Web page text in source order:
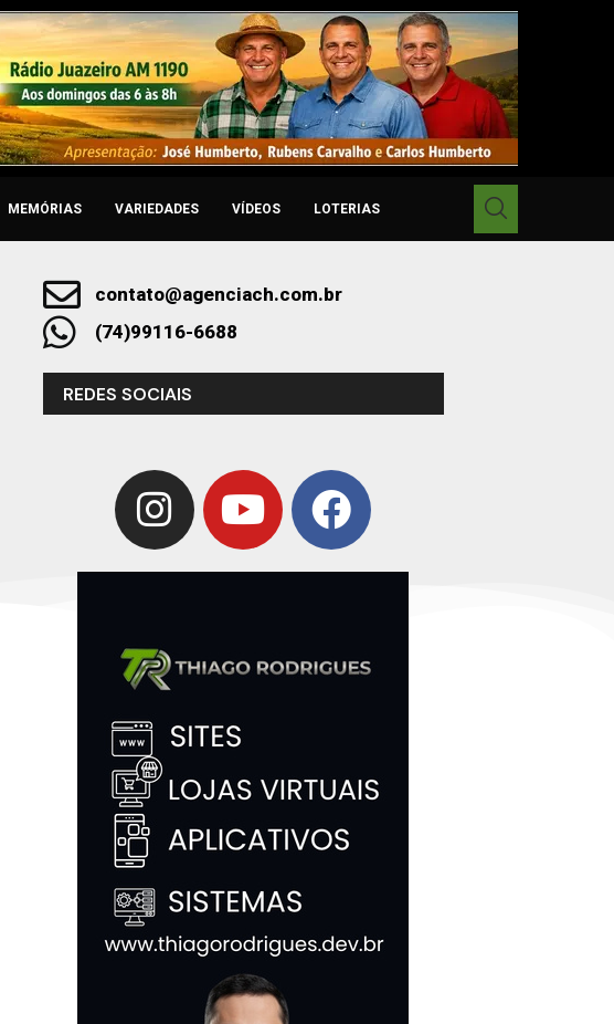
MEMÓRIAS VARIEDADES VÍDEOS LOTERIAS
contato@agenciach.com.br
(74)99116-6688
REDES SOCIAIS